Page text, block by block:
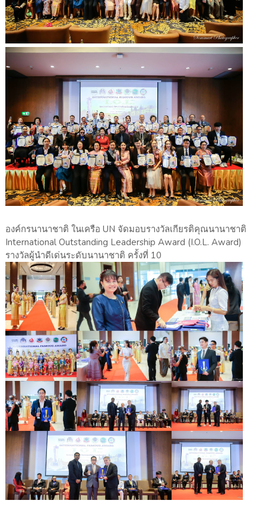
องค์กรนานาชาติ ในเครือ UN จัดมอบรางวัลเกียรติคุณนานาชาติ
International Outstanding Leadership Award (I.O.L. Award)
รางวัลผู้นำดีเด่นระดับนานาชาติ ครั้งที่ 10